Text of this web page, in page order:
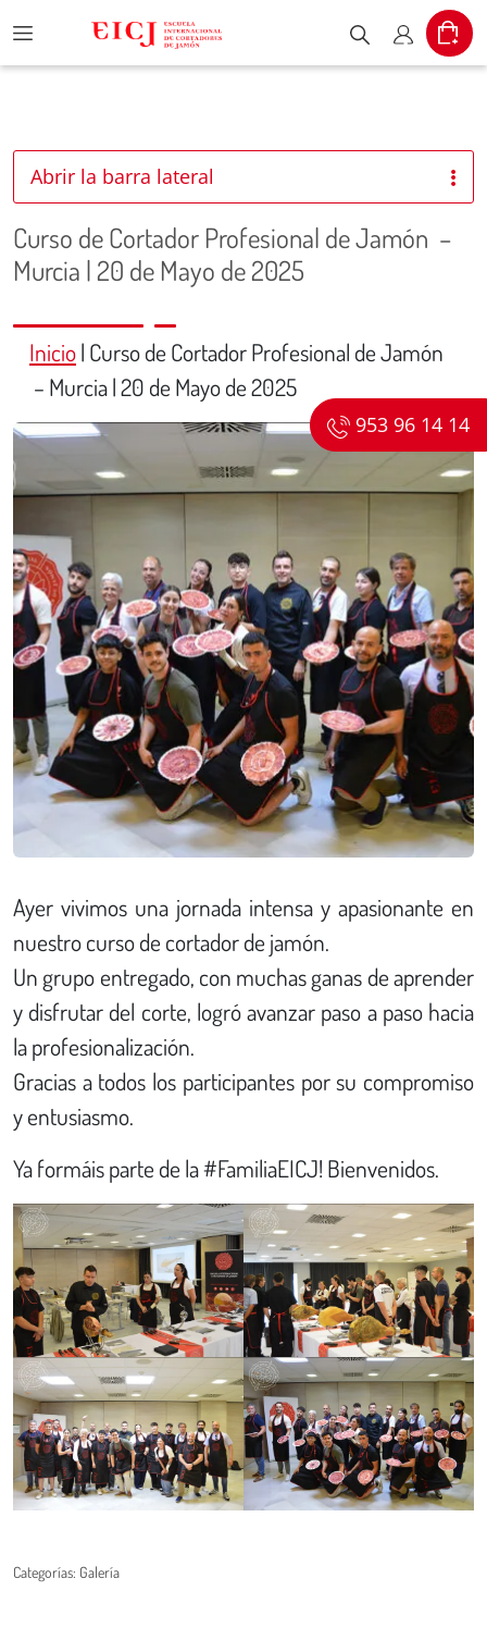
Menu
Escribe el
Mi
Cart
953 96 14 14
Curso de Cortador Profesional de Jamón –
Murcia | 20 de Mayo de 2025
Inicio| Curso de Cortador Profesional de Jamón
– Murcia | 20 de Mayo de 2025
Ayer vivimos una jornada intensa y apasionante en
nuestro curso de cortador de jamón.
Un grupo entregado, con muchas ganas de aprender
y disfrutar del corte, logró avanzar paso a paso hacia
la profesionalización.
Gracias a todos los participantes por su compromiso
y entusiasmo.
Ya formáis parte de la #FamiliaEICJ! Bienvenidos.
Categorías: Galería
Abrir la barra lateral